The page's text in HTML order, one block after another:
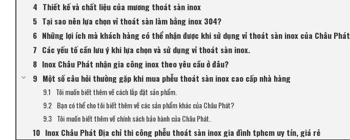
Thiết kế và chất liệu của mương thoát sàn inox
Tại sao nên lựa chọn vỉ thoát sàn làm bằng inox 304?
Những lợi ích mà khách hàng có thể nhận được khi sử dụng vỉ thoát sàn inox của Châu Phát
Các yếu tố cần lưu ý khi lựa chọn và sử dụng vỉ thoát sàn inox.
Inox Châu Phát nhận gia công inox theo yêu cầu ở đâu?
Một số câu hỏi thường gặp khi mua phễu thoát sàn inox cao cấp nhà hàng
Tôi muốn biết thêm về cách lắp đặt sản phẩm.
Bạn có thể cho tôi biết thêm về các sản phẩm khác của Châu Phát?
Tôi muốn biết thêm về chính sách bảo hành của Châu Phát.
Inox Châu Phát Địa chỉ thi công phễu thoát sàn inox gia đình tphcm uy tín, giá rẻ